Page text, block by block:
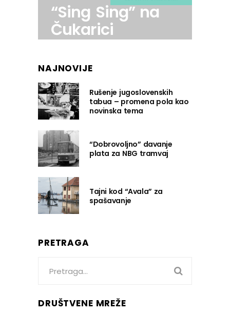
“Sing Sing” na
Čukarici
NAJNOVIJE
Rušenje jugoslovenskih
tabua – promena pola kao
novinska tema
“Dobrovoljno” davanje
plata za NBG tramvaj
Tajni kod “Avala” za
spašavanje
PRETRAGA
DRUŠTVENE MREŽE